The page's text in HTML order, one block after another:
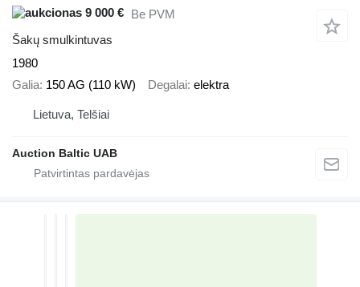
9 000 € Be PVM
Šakų smulkintuvas
1980
Galia 150 AG (110 kW) Degalai elektra
Lietuva, Telšiai
Auction Baltic UAB